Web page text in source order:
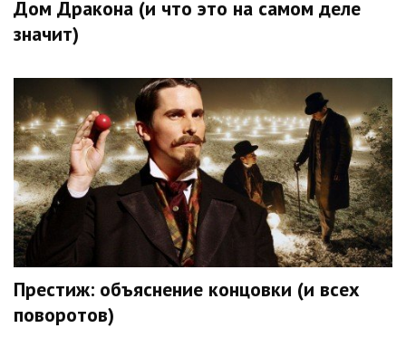
Дом Дракона (и что это на самом деле
значит)
Престиж: объяснение концовки (и всех
поворотов)